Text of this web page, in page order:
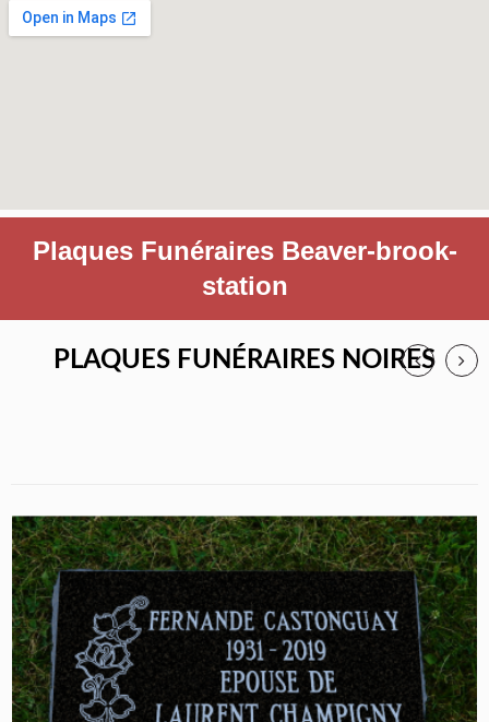
Plaques Funéraires Beaver-brook-
station
PLAQUES FUNÉRAIRES NOIRES